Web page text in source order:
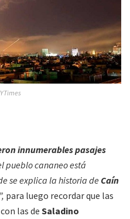
innumerables pasajes
pueblo cananeo está
se explica la historia de Caín
para luego recordar que las
las de Saladino